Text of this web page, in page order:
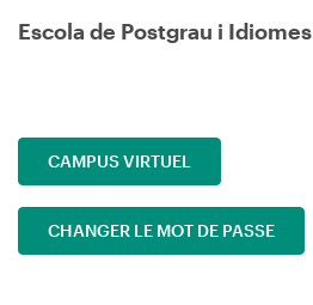
Escola de Postgrau i Idiomes
CAMPUS VIRTUEL
CHANGER LE MOT DE PASSE